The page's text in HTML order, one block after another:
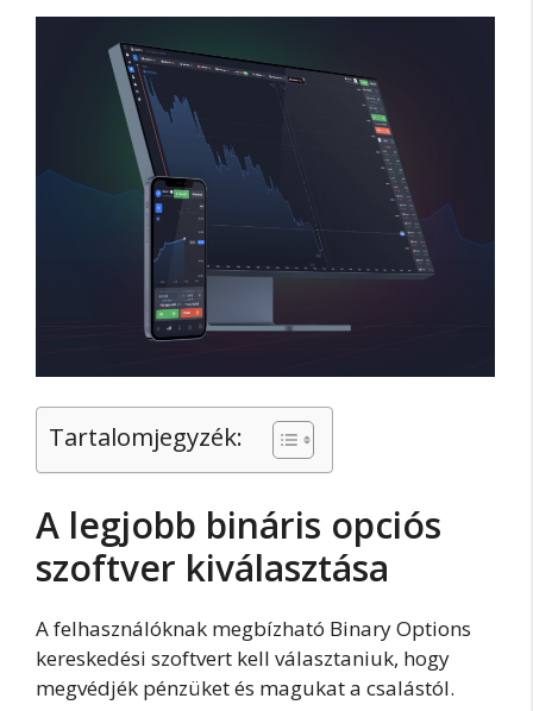
Tartalomjegyzék:
A legjobb bináris opciós
szoftver kiválasztása
A felhasználóknak megbízható Binary Options
kereskedési szoftvert kell választaniuk, hogy
megvédjék pénzüket és magukat a csalástól.